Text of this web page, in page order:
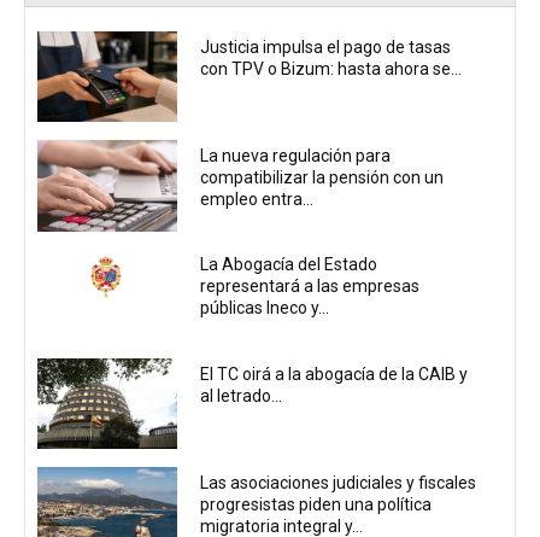
Justicia impulsa el pago de tasas
con TPV o Bizum: hasta ahora se...
La nueva regulación para
compatibilizar la pensión con un
empleo entra...
La Abogacía del Estado
representará a las empresas
públicas Ineco y...
El TC oirá a la abogacía de la CAIB y
al letrado...
Las asociaciones judiciales y fiscales
progresistas piden una política
migratoria integral y...